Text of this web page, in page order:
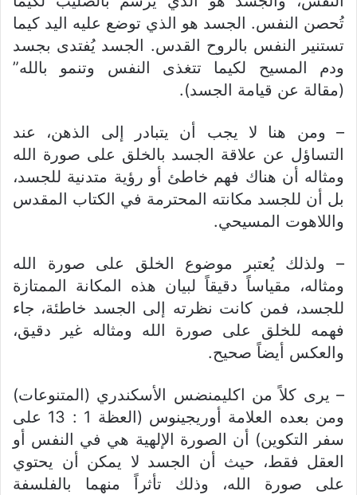
تُحصن النفس. الجسد هو الذي توضع عليه اليد كيما
تستنير النفس بالروح القدس. الجسد يُفتدى بجسد
ودم المسيح لكيما تتغذى النفس وتنمو بالله”
(مقالة عن قيامة الجسد).
– ومن هنا لا يجب أن يتبادر إلى الذهن، عند
التساؤل عن علاقة الجسد بالخلق على صورة الله
ومثاله أن هناك فهم خاطئ أو رؤية متدنية للجسد،
بل أن للجسد مكانته المحترمة في الكتاب المقدس
واللاهوت المسيحي.
– ولذلك يُعتبر موضوع الخلق على صورة الله
ومثاله، مقياساً دقيقاً لبيان هذه المكانة الممتازة
للجسد، فمن كانت نظرته إلى الجسد خاطئة، جاء
فهمه للخلق على صورة الله ومثاله غير دقيق،
والعكس أيضاً صحيح.
– يرى كلاً من اكليمنضس الأسكندري (المتنوعات)
ومن بعده العلامة أوريجينوس (العظة 1 : 13 على
سفر التكوين) أن الصورة الإلهية هي في النفس أو
العقل فقط، حيث أن الجسد لا يمكن أن يحتوي
على صورة الله، وذلك تأثراً منهما بالفلسفة